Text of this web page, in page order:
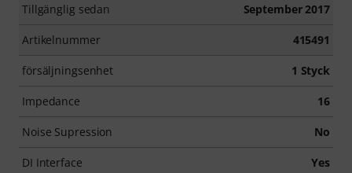
Tillgänglig sedan September 2017
Artikelnummer 415491
försäljningsenhet 1 Styck
Impedance 16
Noise Supression No
DI Interface Yes